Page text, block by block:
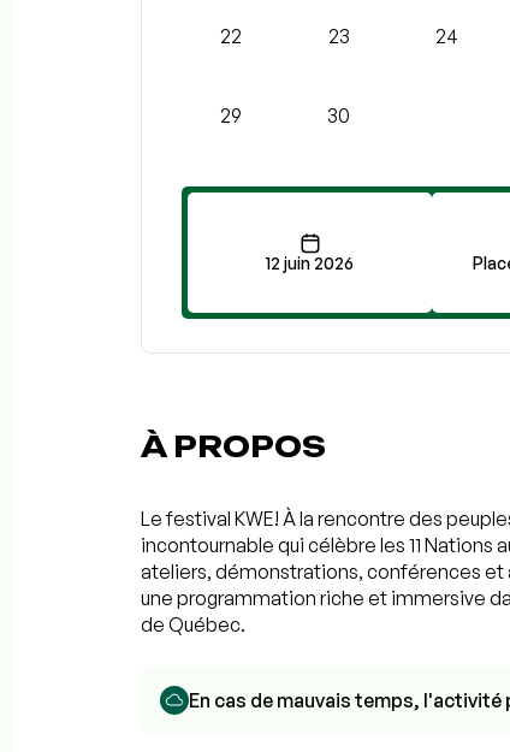
22 23 24
29 30
12 juin 2026
À PROPOS
Le festival KWE! À la rencontre des
incontournable qui célèbre les 11
ateliers, démonstrations, conférences
une programmation riche et immersive
de Québec.
En cas de mauvais temps,